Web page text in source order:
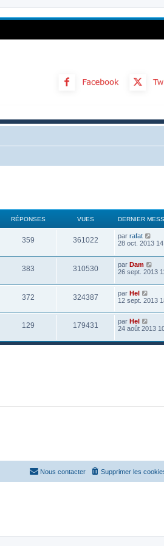
RÉPONSES VUES DERNIER
359 361022 par rafat
28 oct. 2013
383 310530 par Dam
26 sept. 2013
372 324387 par Hel
12 sept. 2013
129 179431 par Hel
24 août 2013
Supprimer les
Nous contacter